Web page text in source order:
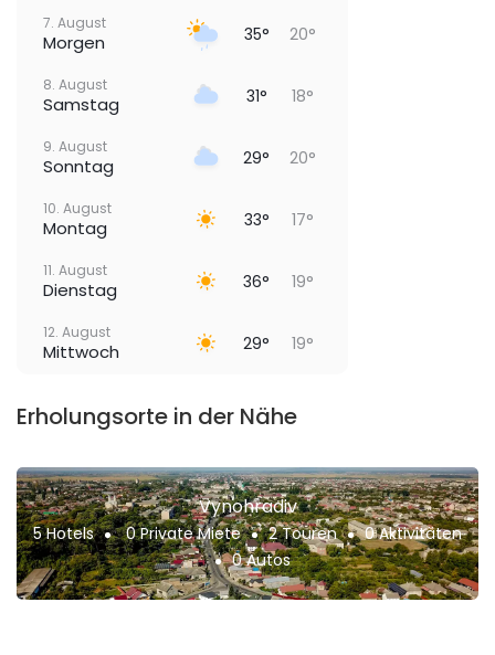
7. August
Morgen 35° 20°
8. August
Samstag 31° 18°
9. August
Sonntag 29° 20°
10. August
Montag 33° 17°
11. August
Dienstag 36° 19°
12. August
Mittwoch 29° 19°
Erholungsorte in der Nähe
Vynohradiv
5 Hotels 0 Private Miete 2 Touren
0 Aktivitäten
0 Autos